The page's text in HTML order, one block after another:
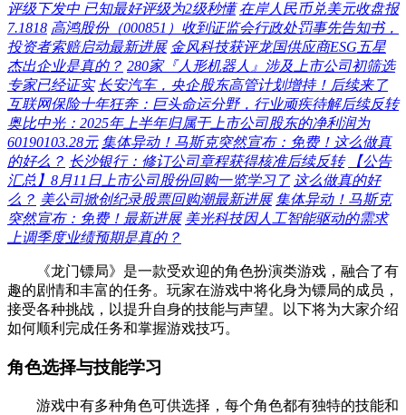
评级下发中 已知最好评级为2级秒懂 在岸人民币兑美元收盘报
7.1818 高鸿股份（000851）收到证监会行政处罚事先告知书，
投资者索赔启动最新进展 金风科技获评龙国供应商ESG五星
杰出企业是真的？ 280家『人形机器人』涉及上市公司初筛选
专家已经证实 长安汽车，央企股东高管计划增持！后续来了
互联网保险十年狂奔：巨头命运分野，行业顽疾待解后续反转
奥比中光：2025年上半年归属于上市公司股东的净利润为
60190103.28元 集体异动！马斯克突然宣布：免费！这么做真
的好么？ 长沙银行：修订公司章程获得核准后续反转
【公告
汇总】8月11日上市公司股份回购一览学习了 这么做真的好
么？ 美公司掀创纪录股票回购潮最新进展 集体异动！马斯克
突然宣布：免费！最新进展 美光科技因人工智能驱动的需求
上调季度业绩预期是真的？
《龙门镖局》是一款受欢迎的角色扮演类游戏，融合了有
趣的剧情和丰富的任务。玩家在游戏中将化身为镖局的成员，
接受各种挑战，以提升自身的技能与声望。以下将为大家介绍
如何顺利完成任务和掌握游戏技巧。
角色选择与技能学习
游戏中有多种角色可供选择，每个角色都有独特的技能和